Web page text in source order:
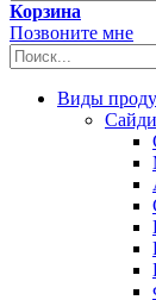
Корзина
Позвоните мне
Виды